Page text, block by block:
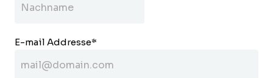
E-mail Addresse*